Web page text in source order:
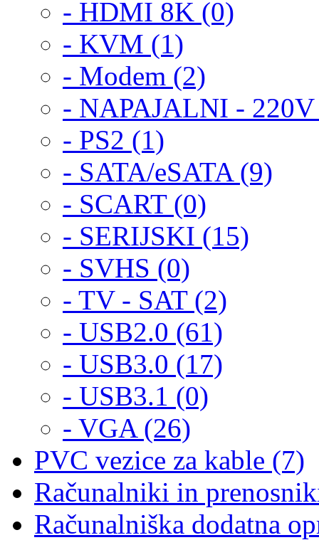
- HDMI 8K (0)
- KVM (1)
- Modem (2)
- NAPAJALNI -
- PS2 (1)
- SATA/eSATA (9)
- SCART (0)
- SERIJSKI (15)
- SVHS (0)
- TV - SAT (2)
- USB2.0 (61)
- USB3.0 (17)
- USB3.1 (0)
- VGA (26)
PVC vezice za kable (7)
Računalniki in
Računalniška dodatna